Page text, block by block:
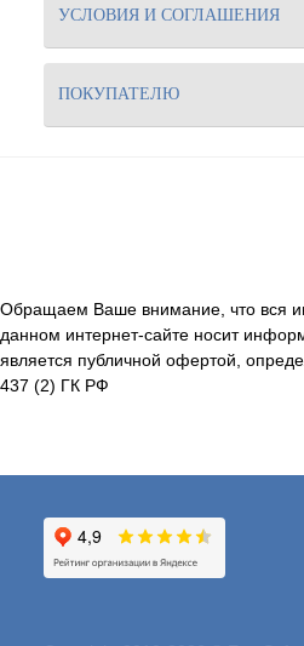
УСЛОВИЯ И СОГЛАШЕНИЯ
ПОКУПАТЕЛЮ
Обращаем Ваше внимание, что вся
данном интернет-сайте носит
является публичной офертой,
437 (2) ГК РФ